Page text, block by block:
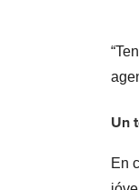
Un
En